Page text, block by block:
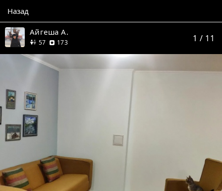
Назад
Айгеша А.
57друзей
173отзыва 1 / 11